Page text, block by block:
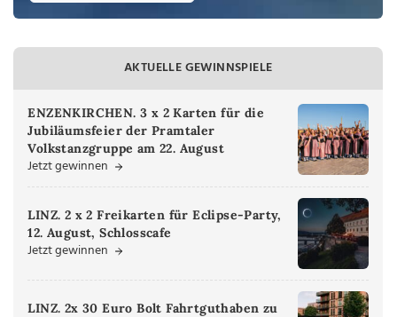
AKTUELLE GEWINNSPIELE
ENZENKIRCHEN. 3 x 2 Karten für die
Jubiläumsfeier der Pramtaler
Volkstanzgruppe am 22. August
Jetzt gewinnen
LINZ. 2 x 2 Freikarten für Eclipse-Party,
12. August, Schlosscafe
Jetzt gewinnen
LINZ. 2x 30 Euro Bolt Fahrtguthaben zu